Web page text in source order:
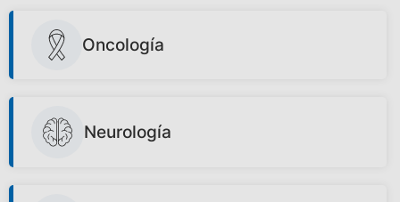
Oncología
Neurología